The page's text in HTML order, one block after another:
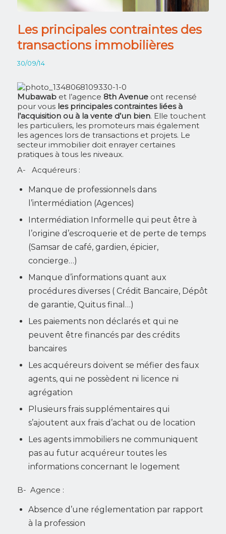
Les principales contraintes des
transactions immobilières
30/09/14
Mubawabet l’agence 8th Avenueont recensé
pour vous les principales contraintes liées à
l’acquisition ou à la vente d’un bien. Elle touchent
les particuliers, les promoteurs mais également
les agences lors de transactions et projets. Le
secteur immobilier doit enrayer certaines
pratiques à tous les niveaux.
A- Acquéreurs :
Manque de professionnels dans
l’intermédiation (Agences)
Intermédiation Informelle qui peut être à
l’origine d’escroquerie et de perte de temps
(Samsar de café, gardien, épicier,
concierge…)
Manque d’informations quant aux
procédures diverses ( Crédit Bancaire, Dépôt
de garantie, Quitus final…)
Les paiements non déclarés et qui ne
peuvent être financés par des crédits
bancaires
Les acquéreurs doivent se méfier des faux
agents, qui ne possèdent ni licence ni
agrégation
Plusieurs frais supplémentaires qui
s’ajoutent aux frais d’achat ou de location
Les agents immobiliers ne communiquent
pas au futur acquéreur toutes les
informations concernant le logement
B- Agence :
Absence d’une réglementation par rapport
à la profession